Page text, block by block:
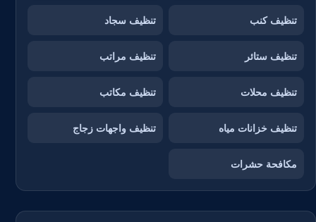
تنظيف كنب تنظيف سجاد
تنظيف ستائر تنظيف مراتب
تنظيف محلات تنظيف مكاتب
تنظيف خزانات مياه تنظيف واجهات زجاج
مكافحة حشرات